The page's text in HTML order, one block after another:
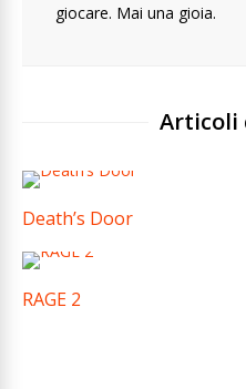
giocare. Mai una gioia.
Articoli
Death’s Door
RAGE 2